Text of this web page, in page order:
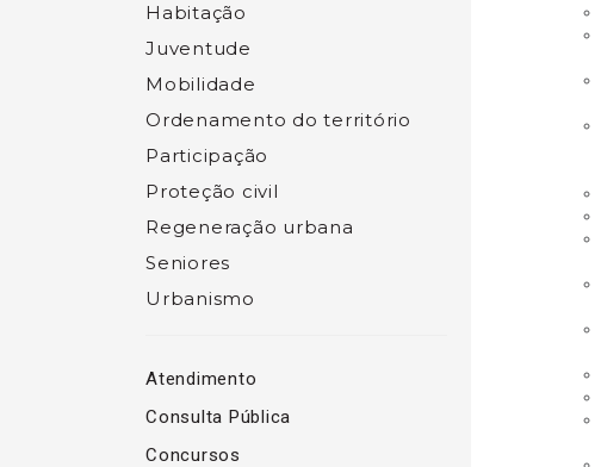
Habitação
Juventude
Mobilidade
Ordenamento do território
Participação
Proteção civil
Regeneração urbana
Seniores
Urbanismo
Atendimento
Consulta Pública
Concursos